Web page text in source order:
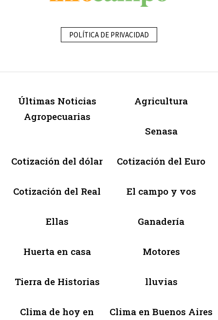
POLÍTICA DE PRIVACIDAD
Últimas Noticias
Agropecuarias
Agricultura
Senasa
Cotización del dólar Cotización del Euro
Cotización del Real El campo y vos
Ellas Ganadería
Huerta en casa Motores
Tierra de Historias lluvias
Clima de hoy en
Clima en Buenos Aires